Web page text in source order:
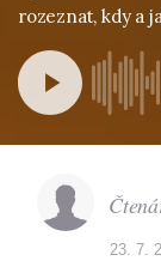
rozeznat, kdy a
23. 7.